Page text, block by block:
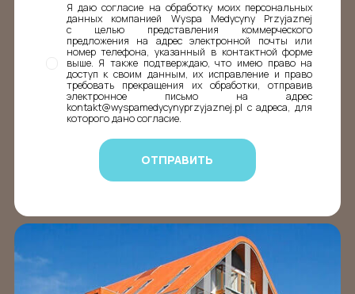
Я даю согласие на обработку моих персональных
данных компанией Wyspa Medycyny Przyjaznej
с целью представления коммерческого
предложения на адрес электронной почты или
номер телефона, указанный в контактной форме
выше. Я также подтверждаю, что имею право на
доступ к своим данным, их исправление и право
требовать прекращения их обработки, отправив
электронное письмо на адрес
kontakt@wyspamedycynyprzyjaznej.pl с адреса, для
которого дано согласие.